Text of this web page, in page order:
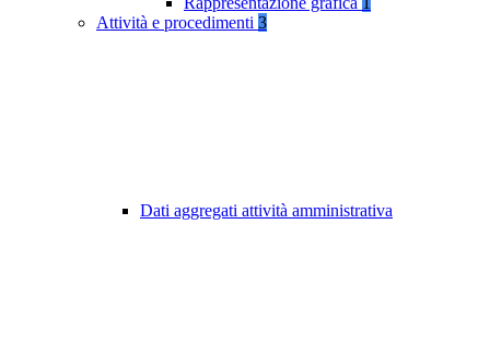
Attività e procedimenti 3
Dati aggregati attività amministrativa